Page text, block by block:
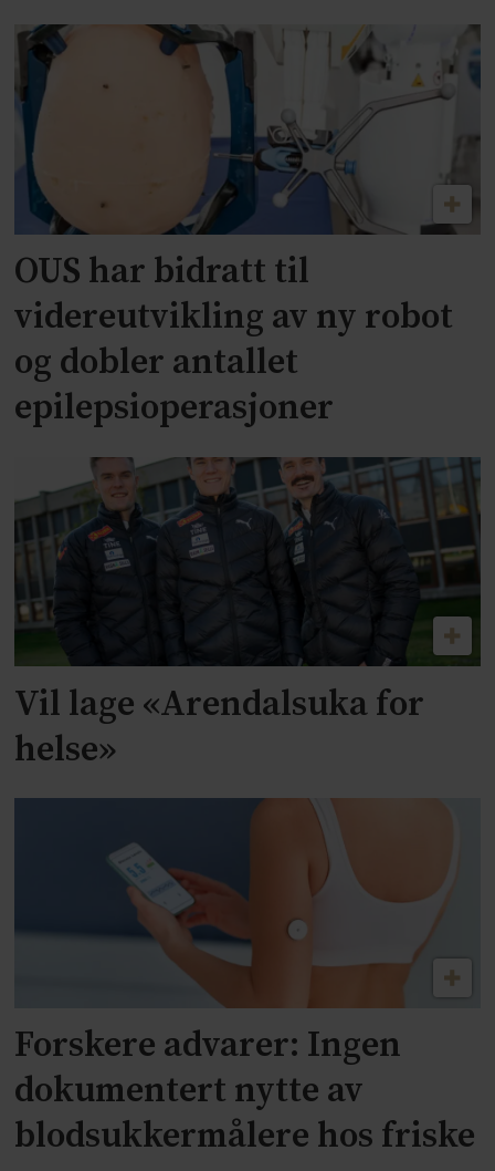
OUS har bidratt til
videreutvikling av ny robot
og dobler antallet
epilepsioperasjoner
Vil lage «Arendalsuka for
helse»
Forskere advarer: Ingen
dokumentert nytte av
blodsukkermålere hos friske